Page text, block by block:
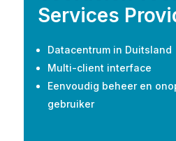
Services
Datacentrum in Duitsland
Multi-client interface
Eenvoudig beheer en
gebruiker